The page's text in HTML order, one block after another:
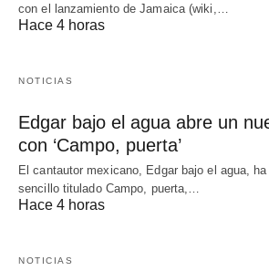
con el lanzamiento de Jamaica (wiki,…
Hace 4 horas
NOTICIAS
Edgar bajo el agua abre un
con ‘Campo, puerta’
El cantautor mexicano, Edgar bajo el agua,
sencillo titulado Campo, puerta,…
Hace 4 horas
NOTICIAS